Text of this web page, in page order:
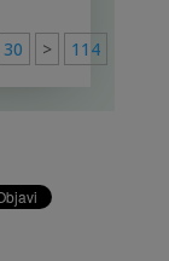
30 > 114